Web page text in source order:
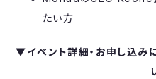
たい方
▼イベント詳細・お申し込み